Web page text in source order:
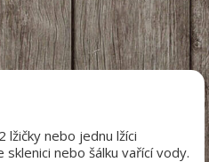
lžičky nebo jednu lžíci
sklenici nebo šálku vařící vody.